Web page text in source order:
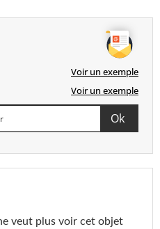
Voir un exemple
Voir un exemple
veut plus voir cet objet